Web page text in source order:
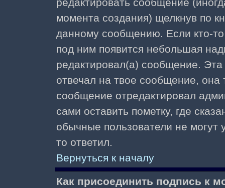
момента создания) щелкнув по
данному сообщению. Если кто-
под ним появится небольшая
редактировал(а) сообщение. Эта
отвечал на твое сообщение, она
сообщение отредактировал
сами оставить пометку, где
обычные пользователи не могут
то ответил.
Вернуться к началу
Как присоединить подпись к